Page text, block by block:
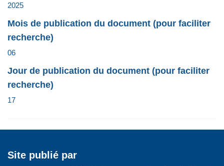
2025
Mois de publication du document (pour faciliter
recherche)
06
Jour de publication du document (pour faciliter
recherche)
17
Site publié par